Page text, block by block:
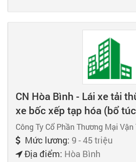
CN Hòa Bình - Lái xe tải
xe bốc xếp tạp hóa (bổ
Công Ty Cổ Phần Thương Mại
Mức lương: 9 - 45 triệu
Địa điểm: Hòa Bình